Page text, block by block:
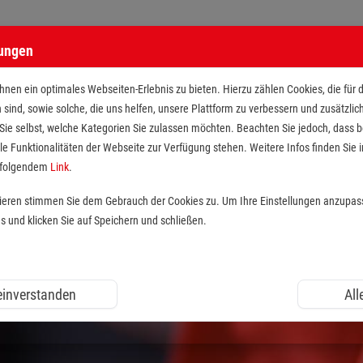
Maltesern
ein optimales Webseiten-Erlebnis zu bieten. Hierzu zählen Cookies, die für
sowie solche, die uns helfen, unsere Plattform zu verbessern und
selbst, welche Kategorien Sie zulassen möchten. Beachten Sie jedoch, dass
Funktionalitäten der Webseite zur Verfügung stehen. Weitere Infos finden Sie
Link.
stimmen Sie dem Gebrauch der Cookies zu. Um Ihre Einstellungen
und klicken Sie auf Speichern und schließen.